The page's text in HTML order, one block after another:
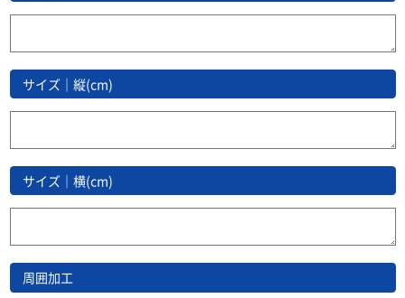
サイズ｜縦(cm)
サイズ｜横(cm)
周囲加工